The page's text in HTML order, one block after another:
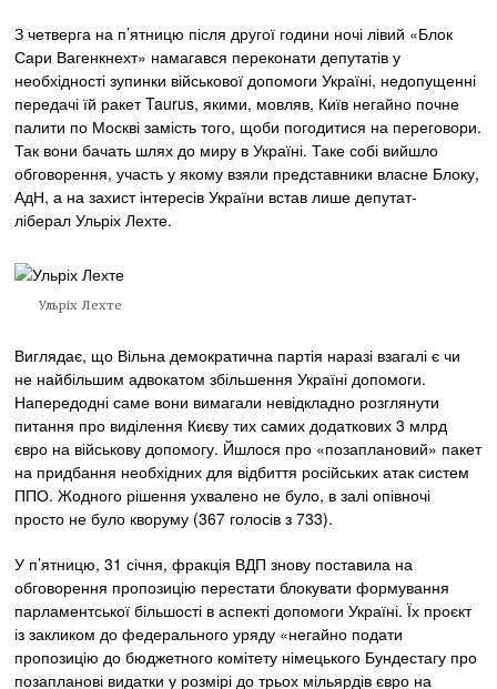
З четверга на п’ятницю після другої години ночі лівий «Блок
Сари Вагенкнехт» намагався переконати депутатів у
необхідності зупинки військової допомоги Україні, недопущенні
передачі їй ракет Taurus, якими, мовляв, Київ негайно почне
палити по Москві замість того, щоби погодитися на переговори.
Так вони бачать шлях до миру в Україні. Таке собі вийшло
обговорення, участь у якому взяли представники власне Блоку,
АдН, а на захист інтересів України встав лише депутат-
ліберал Ульріх Лехте.
Ульріх Лехте
Виглядає, що Вільна демократична партія наразі взагалі є чи
не найбільшим адвокатом збільшення Україні допомоги.
Напередодні саме вони вимагали невідкладно розглянути
питання про виділення Києву тих самих додаткових 3 млрд
євро на військову допомогу. Йшлося про «позаплановий» пакет
на придбання необхідних для відбиття російських атак систем
ППО. Жодного рішення ухвалено не було, в залі опівночі
просто не було кворуму (367 голосів з 733).
У п’ятницю, 31 січня, фракція ВДП знову поставила на
обговорення пропозицію перестати блокувати формування
парламентської більшості в аспекті допомоги Україні. Їх проєкт
із закликом до федерального уряду «негайно подати
пропозицію до бюджетного комітету німецького Бундестагу про
позапланові видатки у розмірі до трьох мільярдів євро на